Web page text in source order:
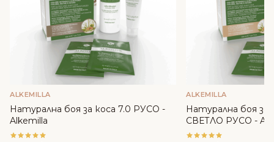
ALKEMILLA
Натурална боя за коса 7.0 РУСО -
Alkemilla
ALKEMILLA
Натурална боя
СВЕТЛО РУСО -